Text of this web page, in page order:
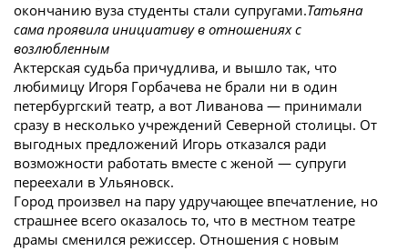
окончанию вуза студенты стали супругами.Татьяна
сама проявила инициативу в отношениях с
возлюбленным
Актерская судьба причудлива, и вышло так, что
любимицу Игоря Горбачева не брали ни в один
петербургский театр, а вот Ливанова — принимали
сразу в несколько учреждений Северной столицы. От
выгодных предложений Игорь отказался ради
возможности работать вместе с женой — супруги
переехали в Ульяновск.
Город произвел на пару удручающее впечатление, но
страшнее всего оказалось то, что в местном театре
драмы сменился режиссер. Отношения с новым